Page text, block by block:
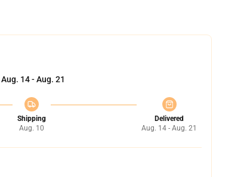
Aug. 14 - Aug. 21
Shipping
Aug. 10
Delivered
Aug. 14 - Aug. 21